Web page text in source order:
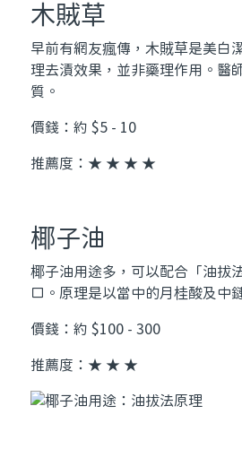
木賊草
早前有網友瘋傳，木賊草是美白
理去漬效果，並非藥理作用。醫
質。
價錢：約 $5 - 10
推薦度：★ ★ ★ ★
椰子油
椰子油用途多，可以配合「油拔
口。原理是以當中的月桂酸及中
價錢：約 $100 - 300
推薦度：★ ★ ★